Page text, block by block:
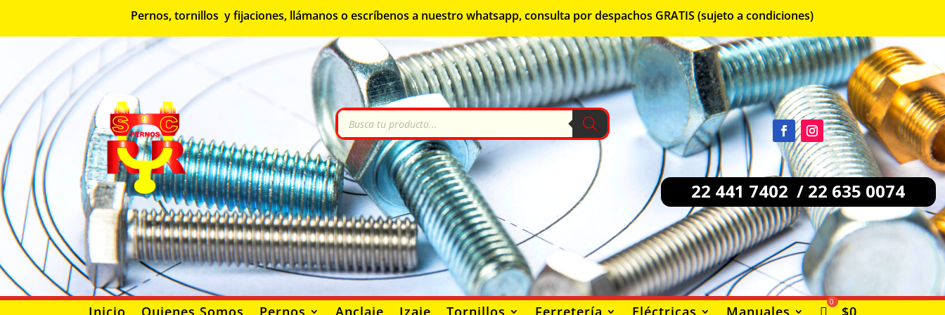
Pernos, tornillos y fijaciones, llámanos o escríbenos a nuestro whatsapp, consulta por despachos GRATIS (sujeto a condiciones)
Búsqueda
productos
22 441 7402 / 22 635 0074
Inicio Quienes Somos Pernos Anclaje Izaje Tornillos Ferretería Eléctricas Manuales $0